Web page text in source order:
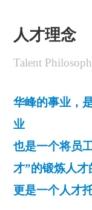
人才理念
Talent
华峰的事业，
业
也是一个将员
才”的锻炼人才
更是一个人才